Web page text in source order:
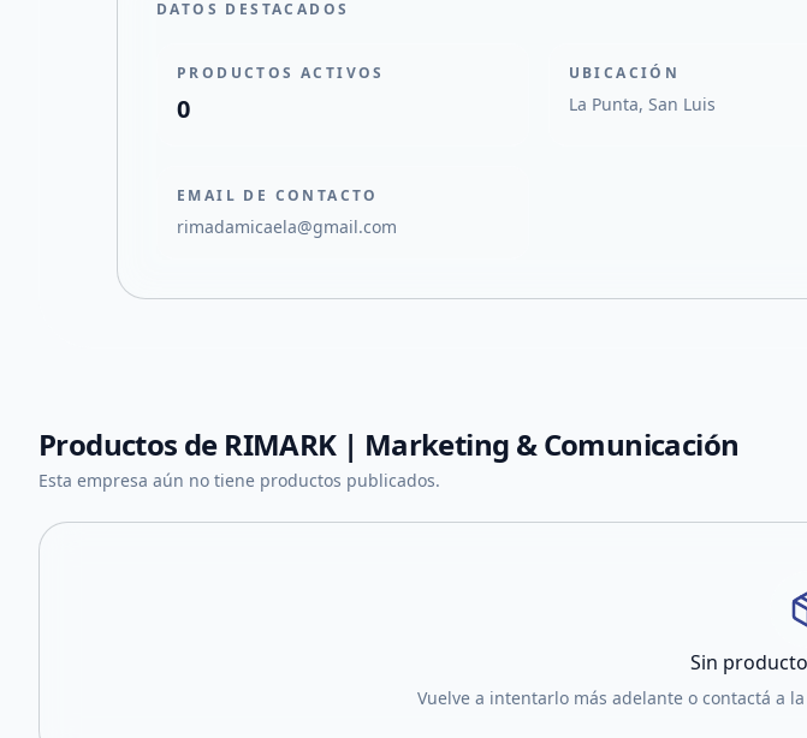
DATOS DESTACADOS
PRODUCTOS ACTIVOS
0
UBICACIÓN
La Punta, San Luis
EMAIL DE CONTACTO
rimadamicaela@gmail.com
Productos de RIMARK | Marketing & Comunicación
Esta empresa aún no tiene productos publicados.
Sin
Vuelve a intentarlo más adelante o contactá a